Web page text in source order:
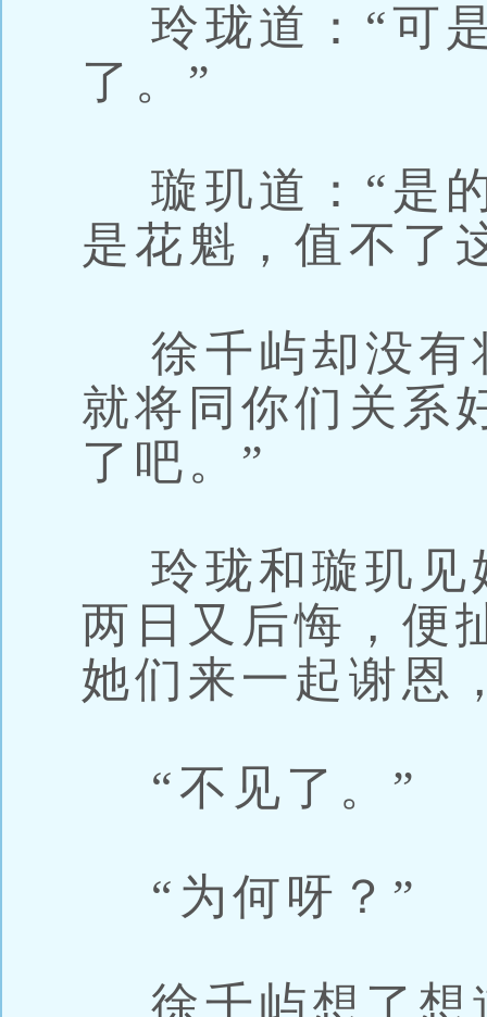
玲珑道：“可
了。”
璇玑道：“是
是花魁，值不了
徐千屿却没有
就将同你们关系
了吧。”
玲珑和璇玑见
两日又后悔，便
她们来一起谢恩
“不见了。”
“为何呀？”
徐千屿想了想